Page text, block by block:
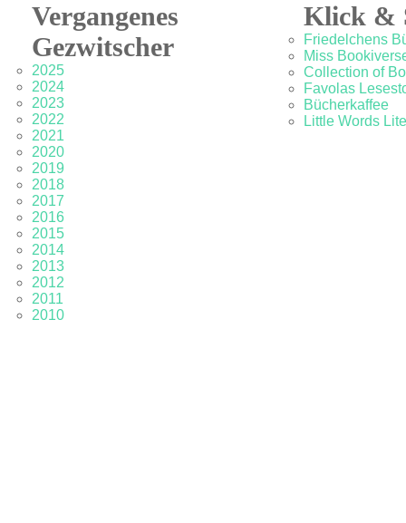
Vergangenes
Gezwitscher
2025
2024
2023
2022
2021
2020
2019
2018
2017
2016
2015
2014
2013
2012
2011
2010
Klick &
Friedelchens
Miss
Collection of
Favolas
Bücherkaffee
Little Words